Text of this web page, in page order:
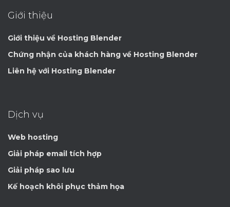
Giới thiệu
Giới thiệu về Hosting Blender
Chứng nhận của khách hàng về Hosting Blender
Liên hệ với Hosting Blender
Dịch vụ
Web hosting
Giải pháp email tích hợp
Giải pháp sao lưu
Kế hoạch khôi phục thảm họa